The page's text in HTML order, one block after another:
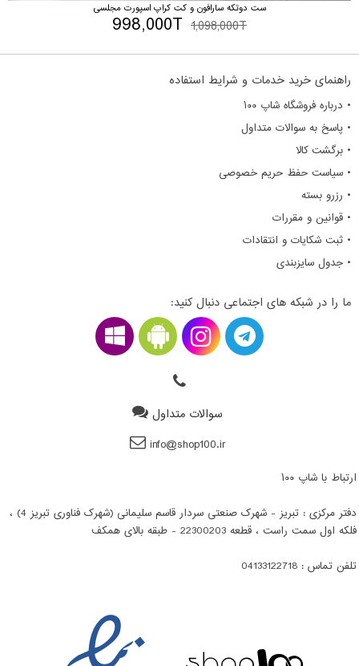
ست دوتکه سارافون و کت کراپ اسپورت مجلسی
1,098,000T
998,000T
راهنمای خرید خدمات و شرایط استفاده
• درباره فروشگاه شاپ ۱۰۰
• پاسخ به سوالات متداول
• برگشت کالا
• سیاست حفظ حریم خصوصی
• رزرو بسته
• قوانین و مقررات
• ثبت شکایات و انتقادات
• جدول سایزبندی
ما را در شبکه های اجتماعی دنبال کنید:
سوالات متداول
info@shop100.ir
ارتباط با شاپ ۱۰۰
دفتر مرکزی : تبریز - شهرک صنعتی سردار قاسم سلیمانی (شهرک فناوری تبریز 4) ،
فلکه اول سمت راست ، قطعه 22300203 - طبقه بالای همکف
تلفن تماس : 04133122718